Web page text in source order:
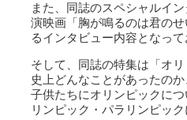
また、同誌のスペシャルイ
演映画「胸が鳴るのは君の
るインタビュー内容となっ
そして、同誌の特集は「オ
史上どんなことがあったの
子供たちにオリンピックに
リンピック・パラリンピック